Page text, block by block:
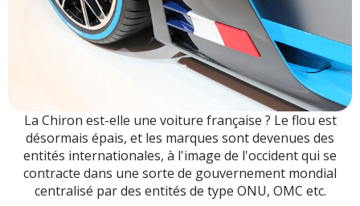
La Chiron est-elle une voiture française ? Le flou est
désormais épais, et les marques sont devenues des
entités internationales, à l'image de l'occident qui se
contracte dans une sorte de gouvernement mondial
centralisé par des entités de type ONU, OMC etc.